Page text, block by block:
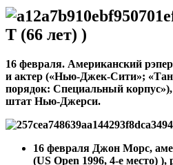
T (66 лет) )
16 февраля. Американский
и актер («Нью-Джек-Сити»;
порядок: Специальный
штат Нью-Джерси.
16 февраля Джон Морс,
(US Open 1996, 4-е место)